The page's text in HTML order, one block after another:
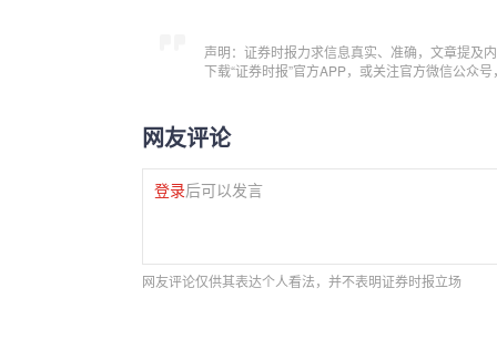
声明：证券时报力求信息真实、准确，文章提及
下载“证券时报”官方APP，或关注官方微信公众
网友评论
登录后可以发言
网友评论仅供其表达个人看法，并不表明证券时报立场